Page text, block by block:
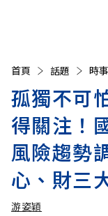
首頁 話題 時事
孤獨不可
得關注！
風險趨勢
心、財三
游姿穎